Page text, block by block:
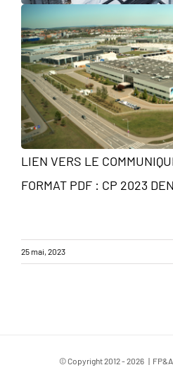
LIEN VERS LE
FORMAT PDF : CP 2023
25 mai, 2023
© Copyright 2012 -2026 |